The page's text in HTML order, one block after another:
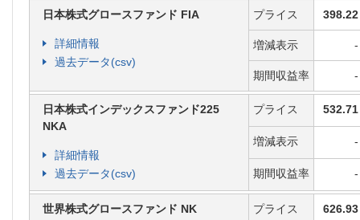
で）があります。
運用関係費用
：ファンドの運用に
が投資する投資信託の信託報酬で、
で信託財産から毎日控除されます。
の変動等の理由により将来変更され
契約管理手数料
：毎年の契約応当日
満の場合、前年の契約管理手数料と
に積立金額から控除されます。全部
日本株式グロースファンド FIA
詳細情報
過去データ(csv)
プライス 398.22
増減表示 -
期間収益率 -
日本株式インデックスファンド225
NKA
詳細情報
過去データ(csv)
プライス 532.71
増減表示 -
期間収益率 -
世界株式グロースファンド NK プライス 626.93